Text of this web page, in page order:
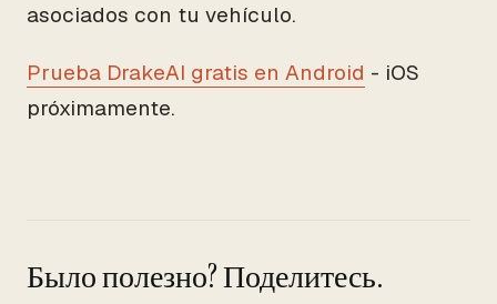
asociados con tu vehículo.
Prueba DrakeAI gratis en Android - iOS
próximamente.
Было полезно? Поделитесь.